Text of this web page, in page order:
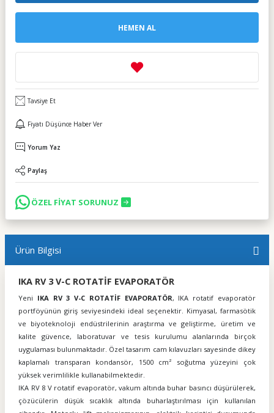
HEMEN AL
Tavsiye Et
Fiyatı Düşünce Haber Ver
Yorum Yaz
Paylaş
ÖZEL FİYAT SORUNUZ
Ürün Bilgisi
IKA RV 3 V-C ROTATİF EVAPORATÖR
Yeni IKA RV 3 V-C ROTATİF EVAPORATÖR, IKA rotatif evaporatör
portföyünün giriş seviyesindeki ideal seçenektir. Kimyasal, farmasötik
ve biyoteknoloji endüstrilerinin araştırma ve geliştirme, üretim ve
kalite güvence, laboratuvar ve tesis kurulumu alanlarında birçok
uygulaması bulunmaktadır. Özel tasarım cam kılavuzları sayesinde dikey
kaplamalı transparan kondansör, 1500 cm² soğutma yüzeyini çok
yüksek verimlilikle kullanabilmektedir.
IKA RV 8 V rotatif evaporatör, vakum altında buhar basıncı düşürülerek,
çözücülerin düşük sıcaklık altında buharlaştırılması için kullanılan